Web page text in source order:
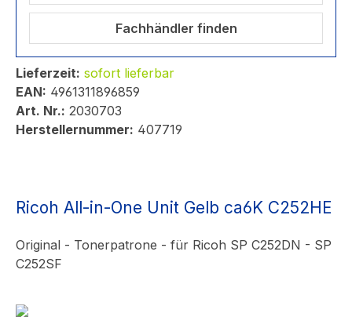
Fachhändler finden
Lieferzeit: sofort lieferbar
EAN: 4961311896859
Art. Nr.: 2030703
Herstellernummer: 407719
Ricoh All-in-One Unit Gelb ca6K C252HE
Original - Tonerpatrone - für Ricoh SP C252DN - SP
C252SF